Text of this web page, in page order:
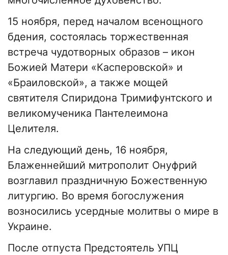
15 ноября, перед началом всенощного
бдения, состоялась торжественная
встреча чудотворных образов – икон
Божией Матери «Касперовской» и
«Браиловской», а также мощей
святителя Спиридона Тримифунтского и
великомученика Пантелеимона
Целителя.
На следующий день, 16 ноября,
Блаженнейший митрополит Онуфрий
возглавил праздничную Божественную
литургию. Во время богослужения
возносились усердные молитвы о мире в
Украине.
После отпуста Предстоятель УПЦ